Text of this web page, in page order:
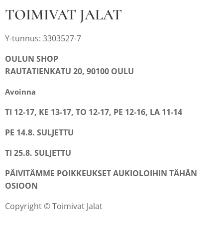
TOIMIVAT JALAT
Y-tunnus: 3303527-7
OULUN SHOP
RAUTATIENKATU 20, 90100 OULU
Avoinna
TI 12-17, KE 13-17, TO 12-17, PE 12-16, LA 11-14
PE 14.8. SULJETTU
TI 25.8. SULJETTU
PÄIVITÄMME POIKKEUKSET AUKIOLOIHIN TÄHÄN
OSIOON
Copyright © Toimivat Jalat